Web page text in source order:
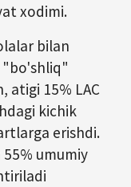
xodimi.
bilan
"bo'shliq"
atigi 15% LAC
kichik
erishdi.
umumiy